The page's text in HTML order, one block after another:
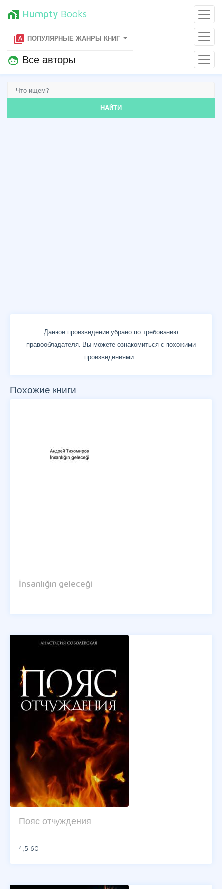
home_work Humpty Books
type_specimen ПОПУЛЯРНЫЕ ЖАНРЫ КНИГ
face Все авторы
НАЙТИ
Данное произведение убрано по требованию
правообладателя. Вы можете ознакомиться с похожими
произведениями...
Похожие книги
İnsanlığın geleceği
Пояс отчуждения
4,5 60